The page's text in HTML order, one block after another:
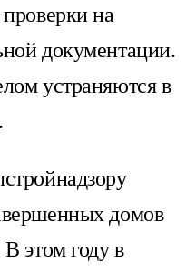
на
документации.
устраняются в
домов
этом году в